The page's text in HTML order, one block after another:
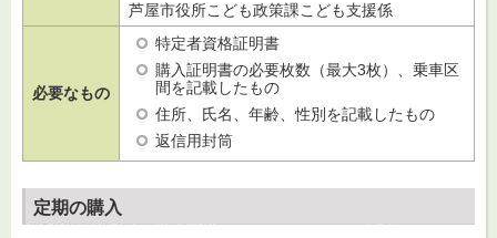
芦屋市役所こども政策課こども支援係
必要なもの
特定者資格証明書
購入証明書の必要枚数（最大3枚）、乗車区
間を記載したもの
住所、氏名、年齢、性別を記載したもの
返信用封筒
定期の購入